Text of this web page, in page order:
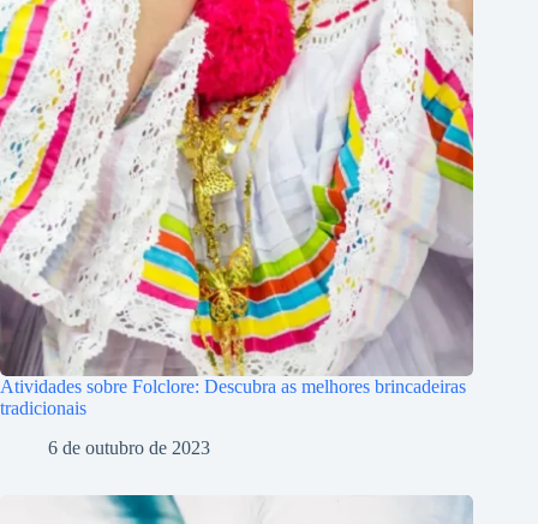
Atividades sobre Folclore: Descubra as melhores brincadeiras
tradicionais
6 de outubro de 2023